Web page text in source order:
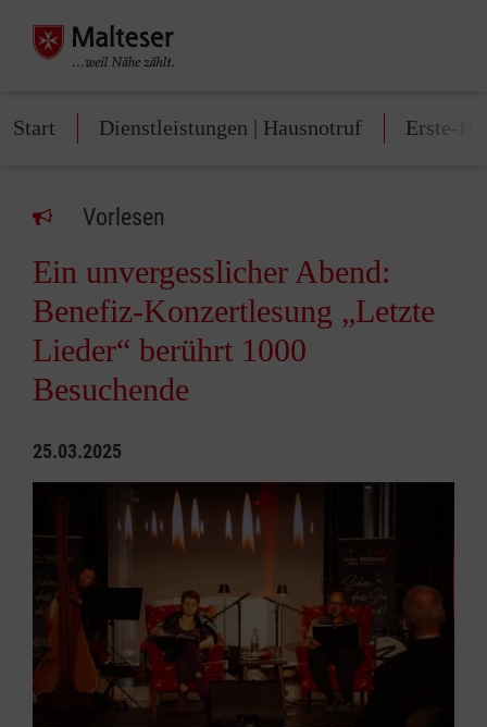
Start Dienstleistungen | Hausnotruf Erste-
Vorlesen
Ein unvergesslicher Abend:
Benefiz-Konzertlesung „Letzte
Lieder“ berührt 1000
Besuchende
25.03.2025